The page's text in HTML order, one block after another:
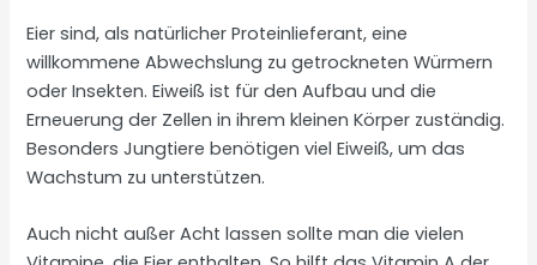
Eier sind, als natürlicher Proteinlieferant, eine
willkommene Abwechslung zu getrockneten Würmern
oder Insekten. Eiweiß ist für den Aufbau und die
Erneuerung der Zellen in ihrem kleinen Körper zuständig.
Besonders Jungtiere benötigen viel Eiweiß, um das
Wachstum zu unterstützen.
Auch nicht außer Acht lassen sollte man die vielen